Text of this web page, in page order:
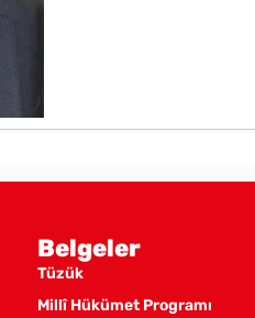
Belgeler
Tüzük
Millî Hükümet Programı